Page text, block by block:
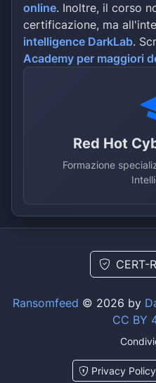
online. Inoltre, il corso
certificazione, ma
intelligence DarkLab.
Academy per maggiori
Red Hot
Formazione
CERT-
Ransomfeed © 2026 by
CC BY
Privacy Policy